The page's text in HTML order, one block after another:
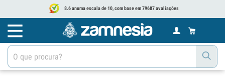
8.6 anuma escala de 10, com base em 79687 avaliações